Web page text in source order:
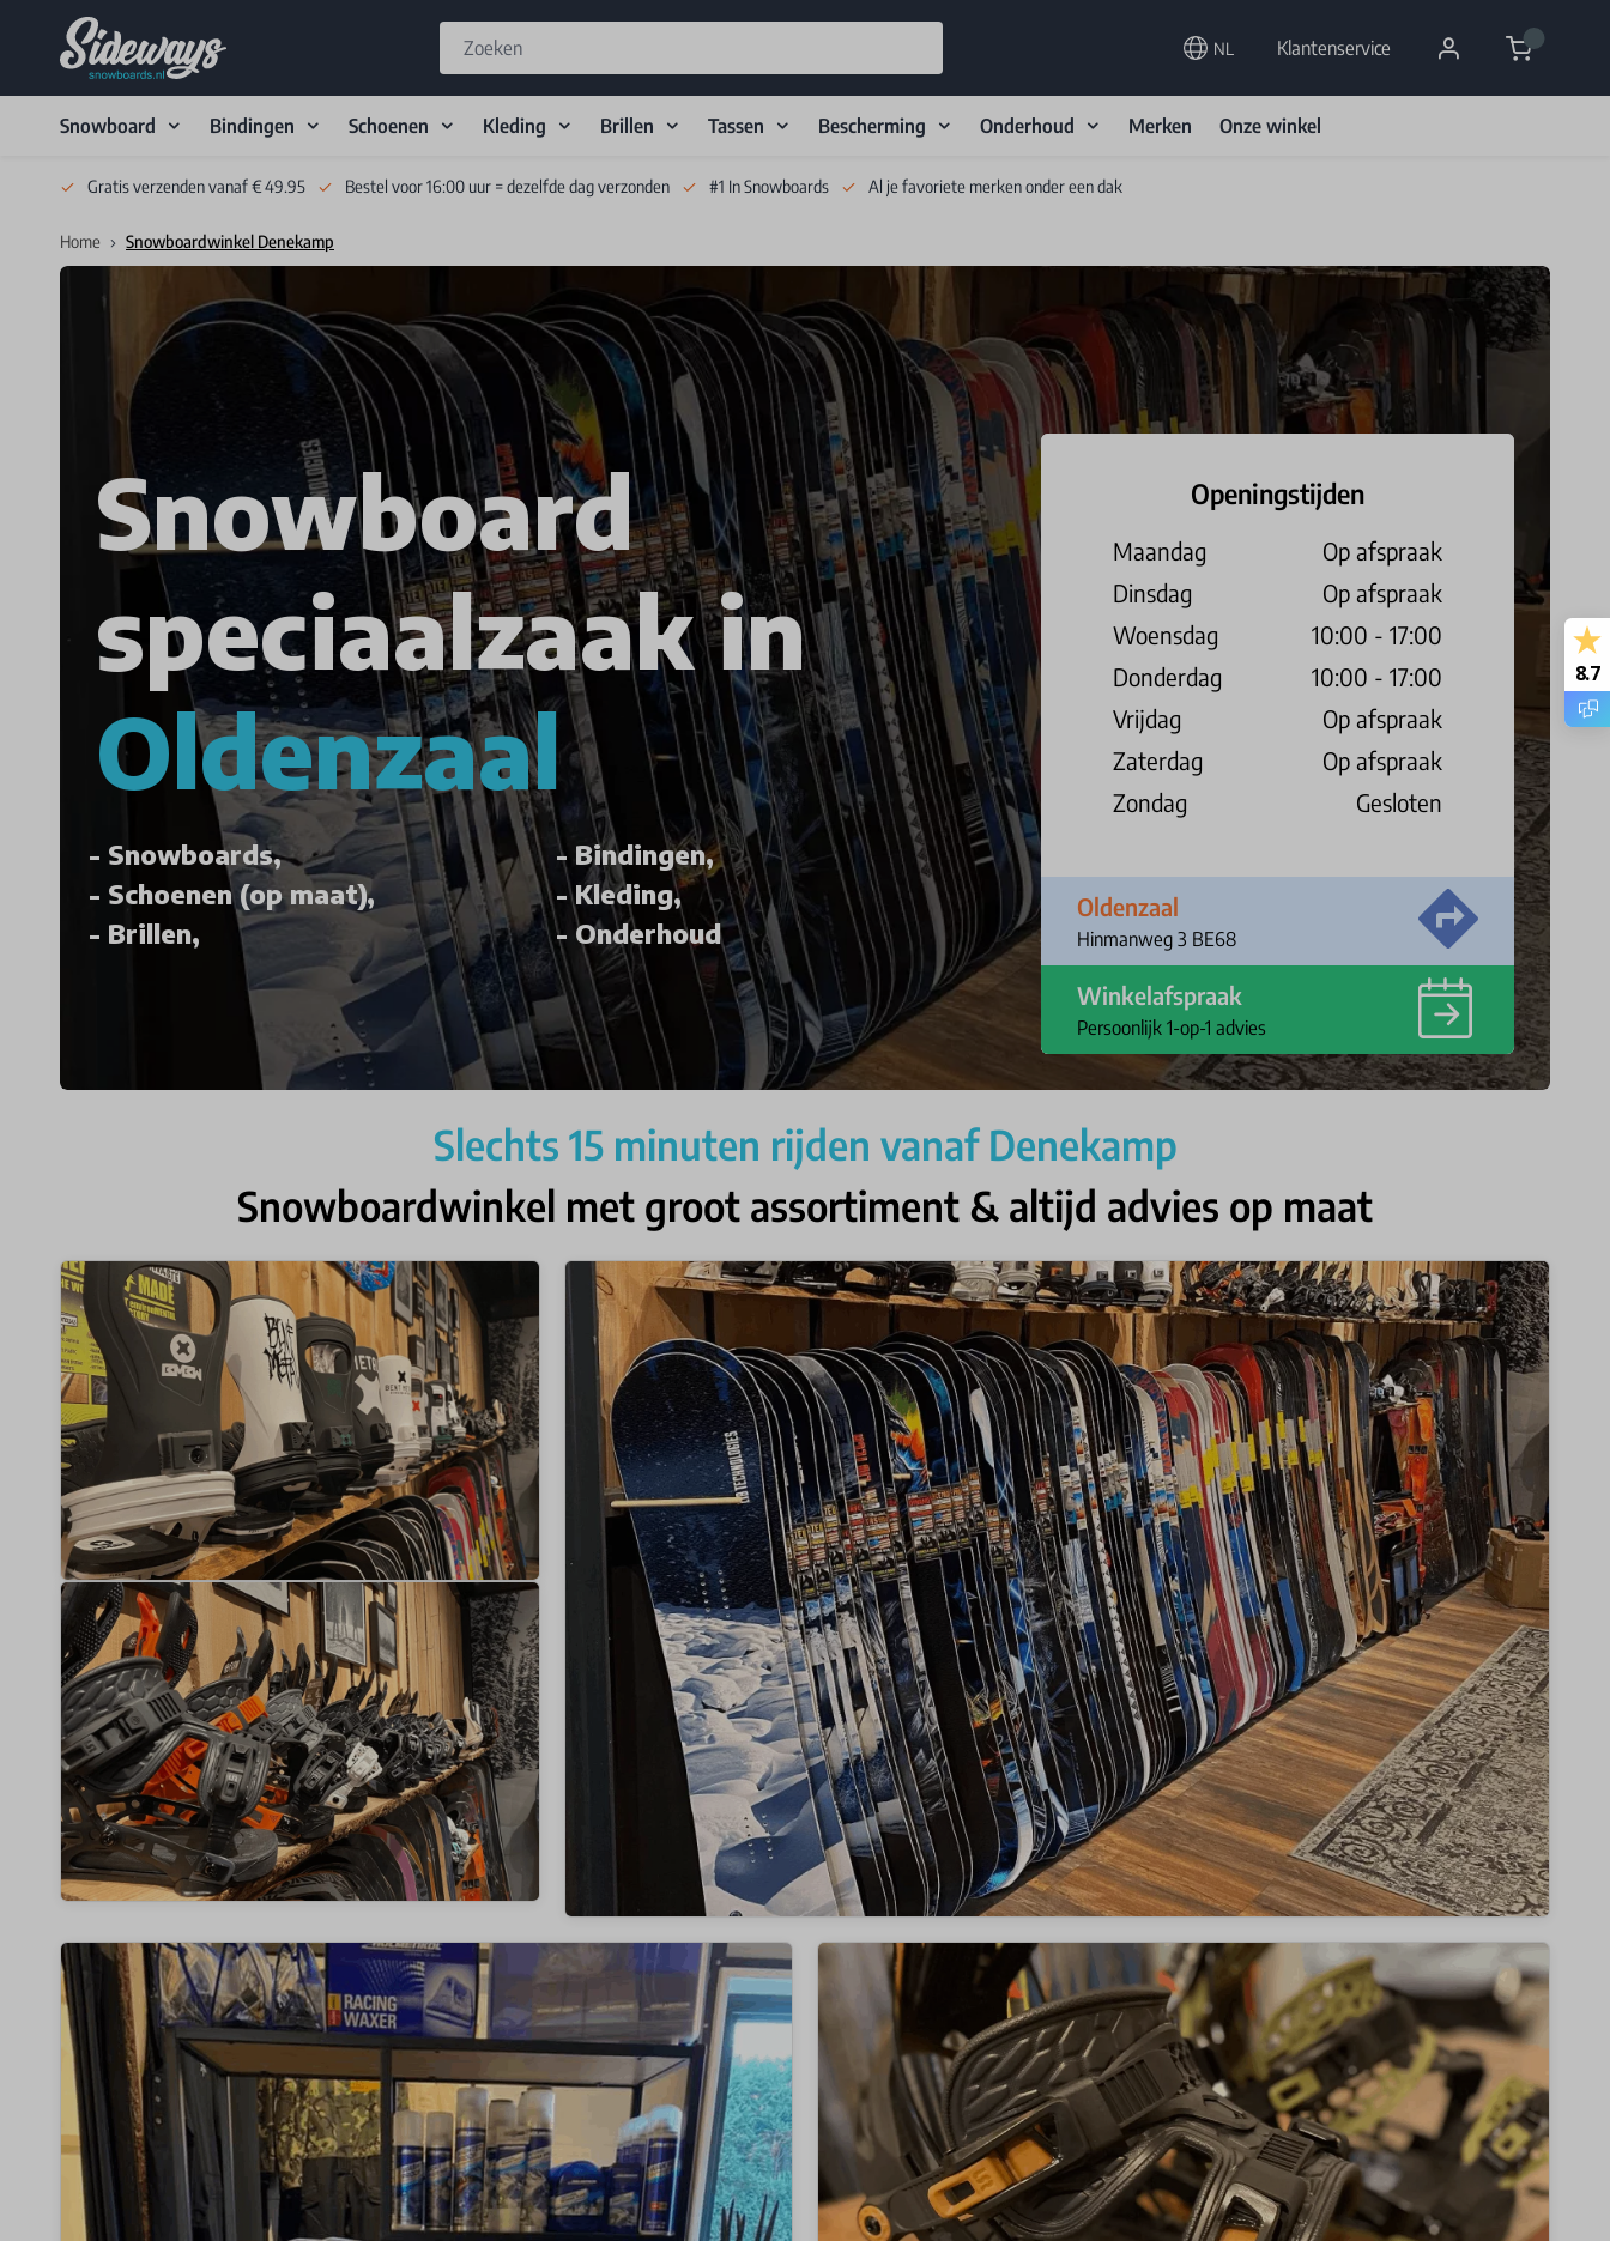
NL Klantenservice Cart
Snowboard Bindingen Schoenen Kleding Brillen Tassen Bescherming Onderhoud Merken Onze winkel
Gratis verzenden vanaf € 49.95 Bestel voor 16:00 uur = dezelfde dag verzonden #1 In Snowboards Al je favoriete merken onder een dak
Home Snowboardwinkel Denekamp
Snowboard
speciaalzaak in
Oldenzaal
Snowboards,
Bindingen,
Schoenen (op maat),
Kleding,
Brillen,
Onderhoud
Openingstijden
Maandag
Op afspraak
Dinsdag
Op afspraak
Woensdag
10:00 - 17:00
Donderdag
10:00 - 17:00
Vrijdag
Op afspraak
Zaterdag
Op afspraak
Zondag
Gesloten
Oldenzaal
Hinmanweg 3 BE68
Winkelafspraak
Persoonlijk 1-op-1 advies
Slechts 15 minuten rijden vanaf Denekamp
Snowboardwinkel met groot assortiment & altijd advies op maat
8.7